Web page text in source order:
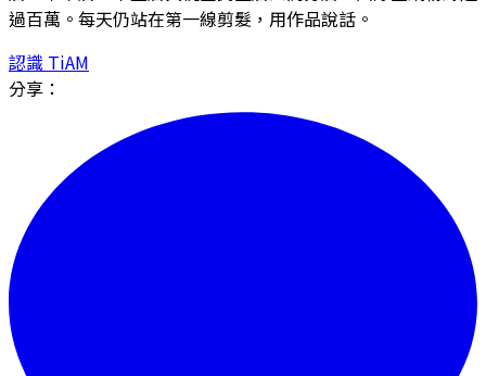
過百萬。每天仍站在第一線剪髮，用作品說話。
認識 TiAM
分享：